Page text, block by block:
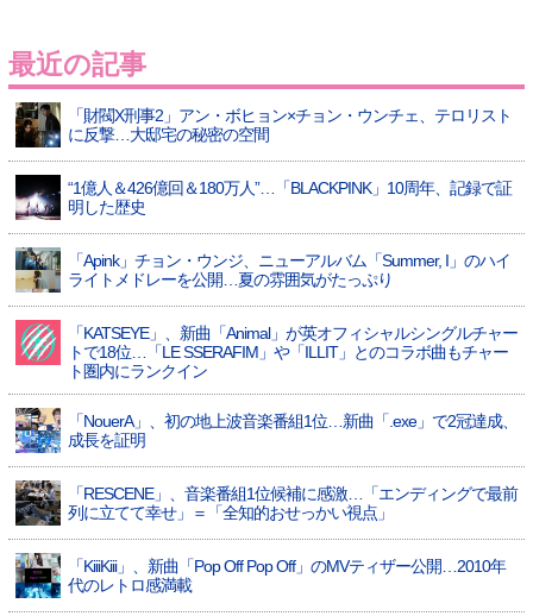
最近の記事
「財閥X刑事2」アン・ボヒョン×チョン・ウンチェ、テロリスト
に反撃…大邸宅の秘密の空間
“1億人＆426億回＆180万人”…「BLACKPINK」10周年、記録で証
明した歴史
「Apink」チョン・ウンジ、ニューアルバム「Summer, I」のハイ
ライトメドレーを公開…夏の雰囲気がたっぷり
「KATSEYE」、新曲「Animal」が英オフィシャルシングルチャー
トで18位…「LE SSERAFIM」や「ILLIT」とのコラボ曲もチャー
ト圏内にランクイン
「NouerA」、初の地上波音楽番組1位…新曲「.exe」で2冠達成、
成長を証明
「RESCENE」、音楽番組1位候補に感激…「エンディングで最前
列に立てて幸せ」＝「全知的おせっかい視点」
「KiiiKiii」、新曲「Pop Off Pop Off」のMVティザー公開…2010年
代のレトロ感満載